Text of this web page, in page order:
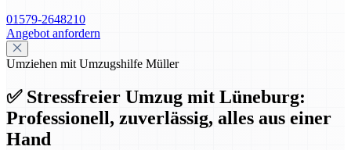
01579-2648210
Angebot anfordern
Umziehen mit Umzugshilfe Müller
✅ Stressfreier Umzug mit Lüneburg:
Professionell, zuverlässig, alles aus einer
Hand